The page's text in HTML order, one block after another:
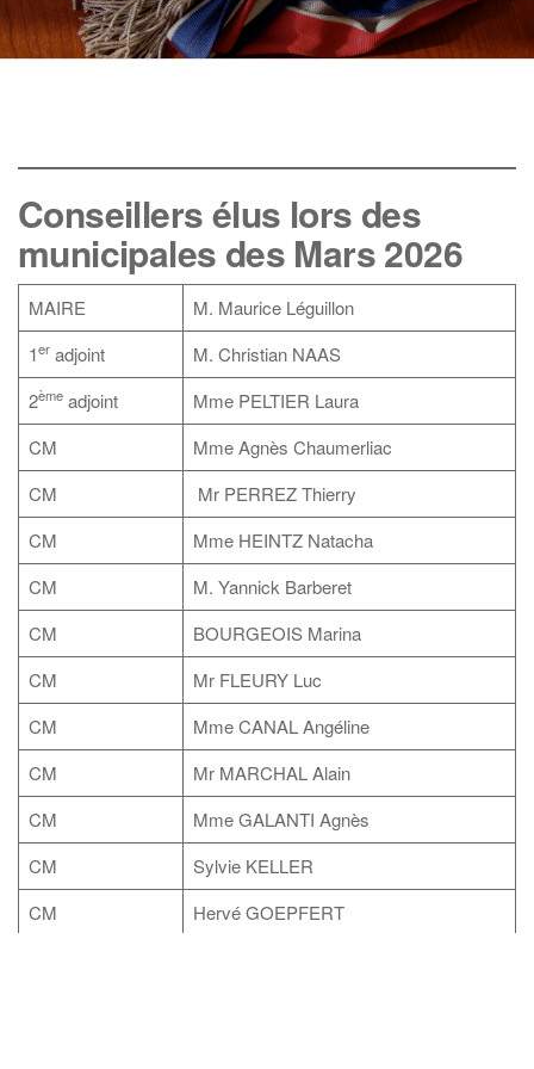
Conseillers élus lors des
municipales des Mars 2026
MAIRE
M. Maurice Léguillon
1eradjoint
M. Christian NAAS
2èmeadjoint
Mme PELTIER Laura
CM
Mme Agnès Chaumerliac
CM
Mr PERREZ Thierry
CM
Mme HEINTZ Natacha
CM
M. Yannick Barberet
CM
BOURGEOIS Marina
CM
Mr FLEURY Luc
CM
Mme CANAL Angéline
CM
Mr MARCHAL Alain
CM
Mme GALANTI Agnès
CM
Sylvie KELLER
CM
Hervé GOEPFERT